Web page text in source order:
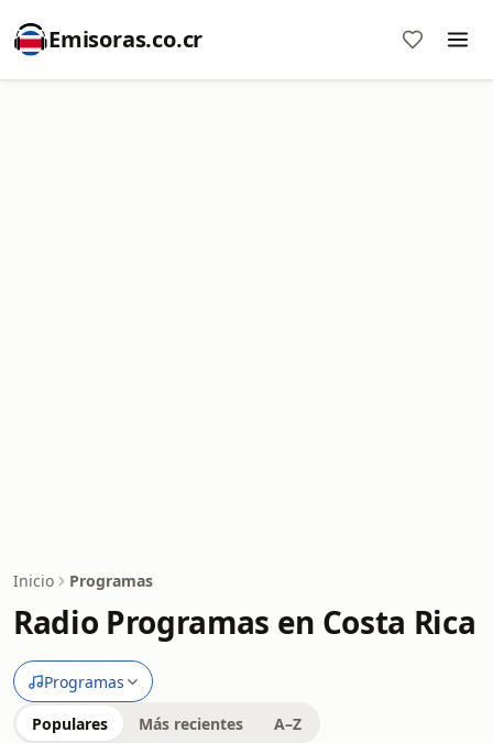
Emisoras.co.cr
Inicio Programas
Radio Programas en Costa Rica
Programas
Populares Más recientes A–Z